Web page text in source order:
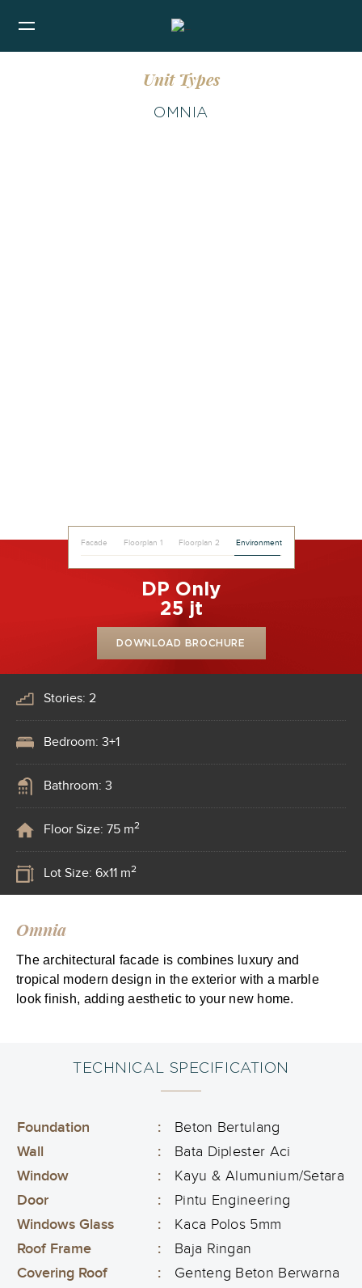
Unit Types
OMNIA
Facade Floorplan 1 Floorplan 2 Environment
DP Only
25 jt
DOWNLOAD BROCHURE
Stories: 2
Bedroom: 3+1
Bathroom: 3
Floor Size: 75 m2
Lot Size: 6x11 m2
Omnia
The architectural facade is combines luxury and
tropical modern design in the exterior with a marble
look finish, adding aesthetic to your new home.
TECHNICAL SPECIFICATION
Foundation :
Beton Bertulang
Wall
:
Bata Diplester Aci
Window
:
Kayu & Alumunium/Setara
Door
:
Pintu Engineering
Windows Glass
:
Kaca Polos 5mm
Roof Frame
:
Baja Ringan
Covering Roof
:
Genteng Beton Berwarna